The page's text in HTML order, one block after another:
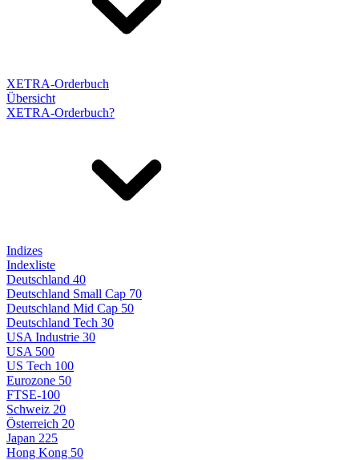
XETRA-Orderbuch
Übersicht
XETRA-Orderbuch?
Indizes
Indexliste
Deutschland 40
Deutschland Small Cap 70
Deutschland Mid Cap 50
Deutschland Tech 30
USA Industrie 30
USA 500
US Tech 100
Eurozone 50
FTSE-100
Schweiz 20
Österreich 20
Japan 225
Hong Kong 50